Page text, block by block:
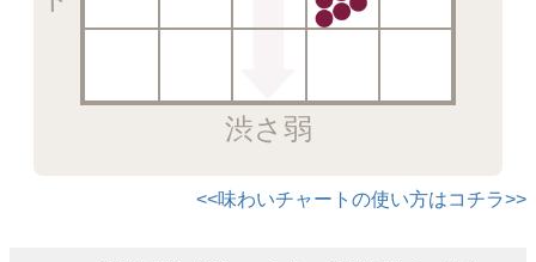
渋さ弱
<<味わいチャートの使い方はコチラ>>